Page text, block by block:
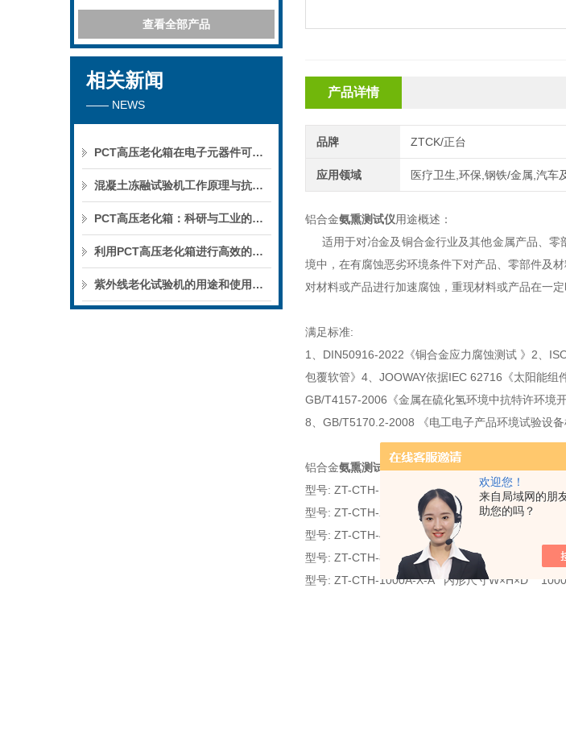
欢迎您！
来自局域网的朋
助您的吗？
查看全部产品
相关新闻
—— NEWS
PCT高压老化箱在电子元器件可靠性测试中的重要作用，你真的了解吗？深度解析！
混凝土冻融试验机工作原理与抗冻性测试标准全解析
PCT高压老化箱：科研与工业的得力助手
利用PCT高压老化箱进行高效的老化测试
紫外线老化试验机的用途和使用方法
产品详情
品牌 ZTCK/正台
应用领域 医疗卫生,环保,钢铁/金属,汽车
铝合金氨熏测试仪用途概述：
适用于对冶金及铜合金行业及其他金属产品、
境中，在有腐蚀恶劣环境条件下对产品、零部件及
对材料或产品进行加速腐蚀，重现材料或产品在一
满足标准:
1、DIN50916-2022《铜合金应力腐蚀测试 》2、
包覆软管》4、JOOWAY依据IEC 62716《太阳能
GB/T4157-2006《金属在硫化氢环境中抗特许环境
8、GB/T5170.2-2008 《电工电子产品环境试验设备
铝合金氨熏测试仪
型号: ZT-CTH-150A -X-A 内形尺寸W×H×D
型号: ZT-CTH-225A-X-A 内形尺寸W×H×D
型号: ZT-CTH-408A-X-A 内形尺寸W×H×D
型号: ZT-CTH-800A -X-A 内形尺寸W×H×D
型号: ZT-CTH-1000A-X-A 内形尺寸W×H×D